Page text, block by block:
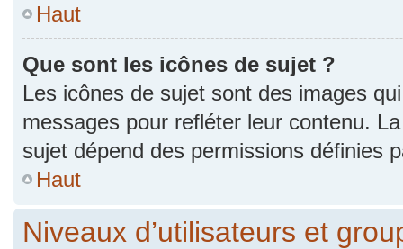
Haut
Que sont les icônes de sujet ?
Les icônes de sujet sont des images
messages pour refléter leur contenu.
sujet dépend des permissions définies
Haut
Niveaux d’utilisateurs et